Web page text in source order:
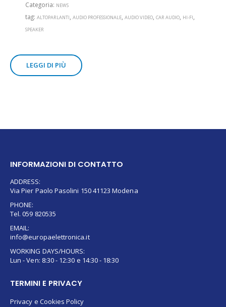
Categoria: NEWS
tag: ALTOPARLANTI, AUDIO PROFESSIONALE, AUDIO VIDEO, CAR AUDIO, HI-FI,
SPEAKER
LEGGI DI PIÙ
INFORMAZIONI DI CONTATTO
ADDRESS:
Via Pier Paolo Pasolini 150 41123 Modena
PHONE:
Tel. 059 820535
EMAIL:
info@europaelettronica.it
WORKING DAYS/HOURS:
Lun - Ven: 8:30 - 12:30 e 14:30 - 18:30
TERMINI E PRIVACY
Privacy e Cookies Policy